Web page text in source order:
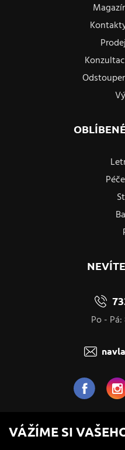
Po -
NaVlas.cz -
provozovatel
VÁŽÍME SI